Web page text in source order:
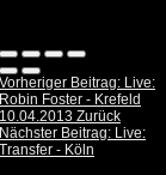
Vorheriger Beitrag: Live:
Robin Foster - Krefeld
10.04.2013 Zurück
Nächster Beitrag: Live:
Transfer - Köln